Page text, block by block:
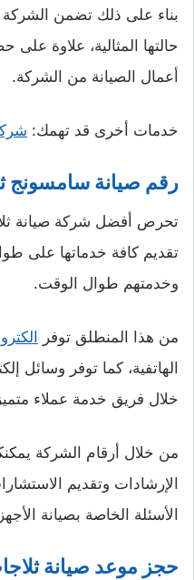
بناء على ذلك تضمن
حالتها المثالية، علاوة
أعمال الصيانة من الشركة.
خدمات أخرى قد تهمك:
رقم صيانة سامسونج
تحرص أفضل شركة صيانة
تقديم كافة خدماتها على
وخدمتهم طوال الوقت.
من هذا المنطلق توفر
الهاتفية، كما توفر وسائل
خلال فريق خدمة عملاء
من خلال أرقام الشركة
الإرشادات وتقديم
الأسئلة الخاصة بصيانة
حجز موعد صيانة